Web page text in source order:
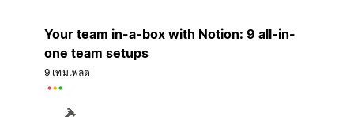
Your team in-a-box with Notion: 9 all-in-
one team setups
9 เทมเพลต